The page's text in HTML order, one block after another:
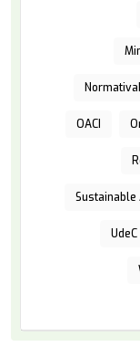
OACI
Sustainable
UdeC